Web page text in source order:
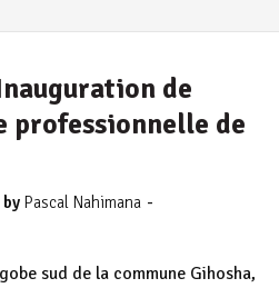
de
professionnelle de
by Pascal Nahimana -
sud de la commune ‪Gihosha‬,